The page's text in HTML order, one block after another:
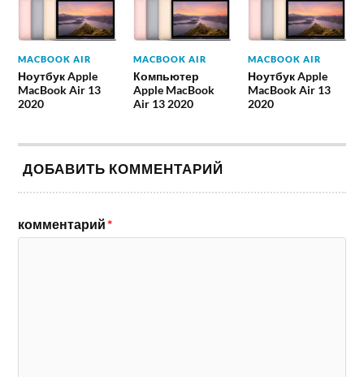
MACBOOK AIR
Ноутбук Apple
MacBook Air 13
2020
MACBOOK AIR
Компьютер
Apple MacBook
Air 13 2020
MACBOOK AIR
Ноутбук Apple
MacBook Air 13
2020
ДОБАВИТЬ КОММЕНТАРИЙ
комментарий*